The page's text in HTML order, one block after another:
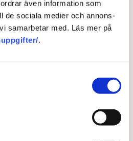
även information som
de sociala medier och annons-
samarbetar med. Läs mer på
.
är ett lands